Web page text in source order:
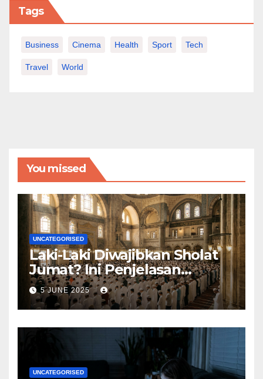
Tags
Business Cinema Health Sport Tech
Travel World
You missed
UNCATEGORISED
Laki-Laki Diwajibkan Sholat
Jumat? Ini Penjelasan
Lengkapnya
5 JUNE 2025
UNCATEGORISED